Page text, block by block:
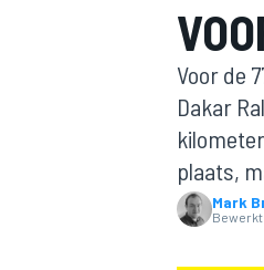
Voor de
Dakar
plaats,
Mark